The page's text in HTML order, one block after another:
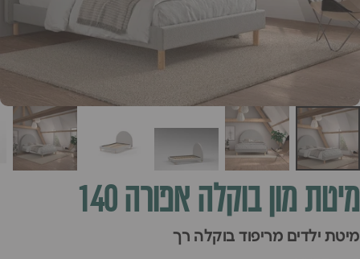
מיטת מון בוקלה אפורה140
מיטת ילדים מריפוד בוקלה רך